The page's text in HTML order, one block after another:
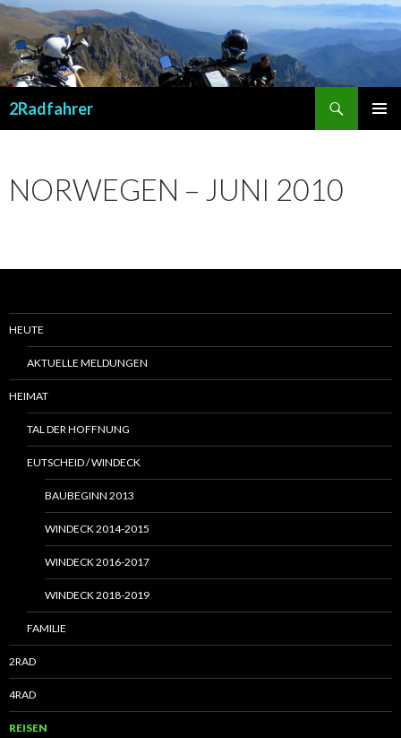
2Radfahrer
NORWEGEN – JUNI 2010
HEUTE
AKTUELLE MELDUNGEN
HEIMAT
TAL DER HOFFNUNG
EUTSCHEID / WINDECK
BAUBEGINN 2013
WINDECK 2014-2015
WINDECK 2016-2017
WINDECK 2018-2019
FAMILIE
2RAD
4RAD
REISEN